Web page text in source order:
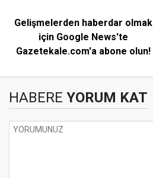
Gelişmelerden haberdar olmak
için Google News'te
Gazetekale.com'a abone olun!
HABERE YORUM KAT